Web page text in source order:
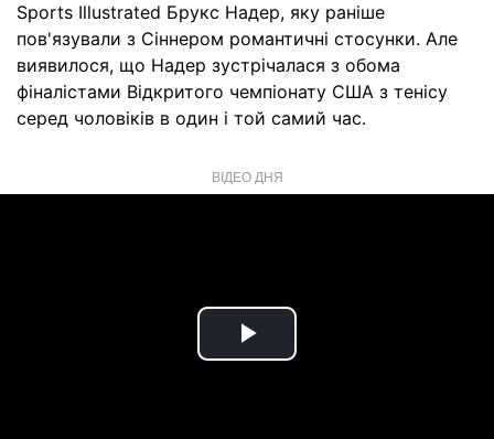
Sports Illustrated Брукс Надер, яку раніше
пов'язували з Сіннером романтичні стосунки. Але
виявилося, що Надер зустрічалася з обома
фіналістами Відкритого чемпіонату США з тенісу
серед чоловіків в один і той самий час.
ВІДЕО ДНЯ
Play